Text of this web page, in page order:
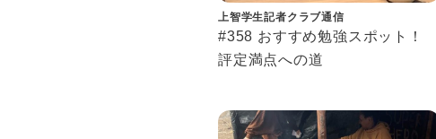
上智学生記者クラブ通信
#358 おすすめ勉強スポット！
評定満点への道